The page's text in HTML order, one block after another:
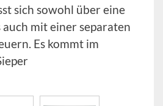
sich sowohl über eine
mit einer separaten
Es kommt im